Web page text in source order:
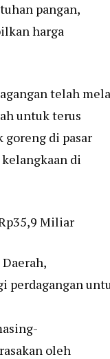
pangan,
harga
telah
untuk terus
di pasar
di
Miliar
perdagangan
oleh